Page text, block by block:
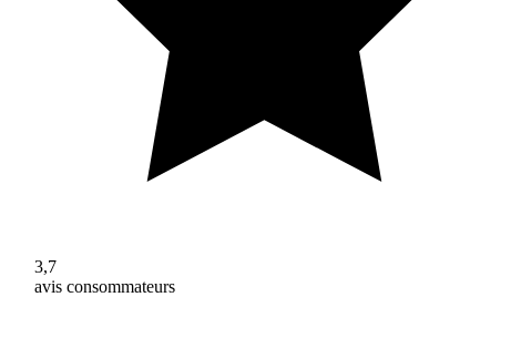
3,7
avis consommateurs